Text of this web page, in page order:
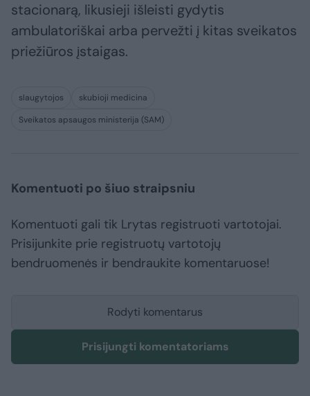
stacionarą, likusieji išleisti gydytis
ambulatoriškai arba pervežti į kitas sveikatos
priežiūros įstaigas.
slaugytojos
skubioji medicina
Sveikatos apsaugos ministerija (SAM)
Komentuoti po šiuo straipsniu
Komentuoti gali tik Lrytas registruoti vartotojai.
Prisijunkite prie registruotų vartotojų
bendruomenės ir bendraukite komentaruose!
Rodyti komentarus
Prisijungti komentatoriams